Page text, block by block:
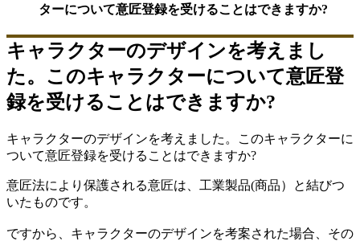
ターについて意匠登録を受けることはできますか?
キャラクターのデザインを考えまし
た。このキャラクターについて意匠登
録を受けることはできますか?
キャラクターのデザインを考えました。このキャラクターに
ついて意匠登録を受けることはできますか?
意匠法により保護される意匠は、工業製品(商品）と結びつ
いたものです。
ですから、キャラクターのデザインを考案された場合、その